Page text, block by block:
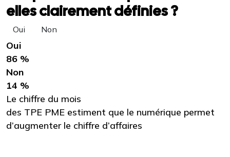
elles clairement définies ?
Oui Non
Oui
86 %
Non
14 %
Le chiffre du mois
des TPE PME estiment que le numérique permet
d’augmenter le chiffre d’affaires